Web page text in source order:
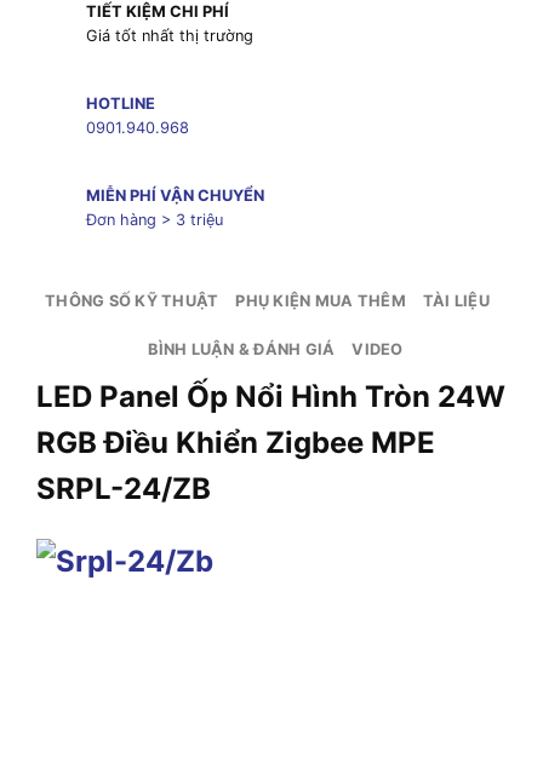
TIẾT KIỆM CHI PHÍ
Giá tốt nhất thị trường
HOTLINE
0901.940.968
MIỄN PHÍ VẬN CHUYỂN
Đơn hàng > 3 triệu
THÔNG SỐ KỸ THUẬT PHỤ KIỆN MUA THÊM TÀI LIỆU
BÌNH LUẬN & ĐÁNH GIÁ VIDEO
LED Panel Ốp Nổi Hình Tròn 24W
RGB Điều Khiển Zigbee MPE
SRPL-24/ZB